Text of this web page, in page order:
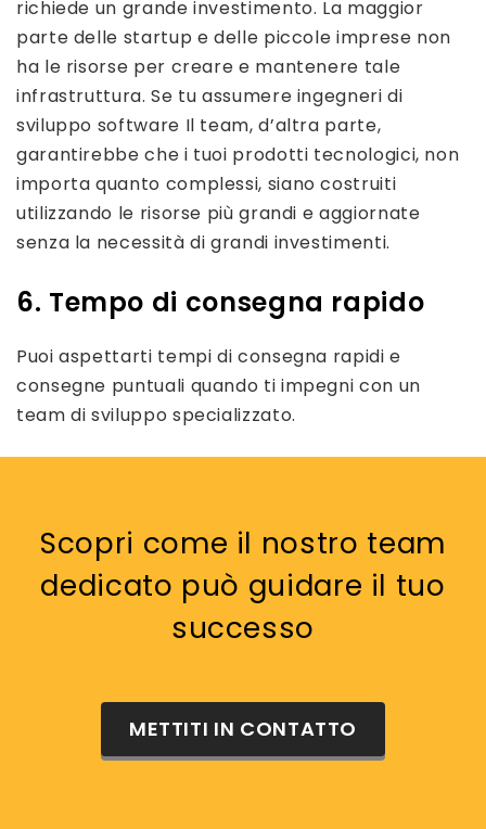
richiede un grande investimento. La maggior
parte delle startup e delle piccole imprese non
ha le risorse per creare e mantenere tale
infrastruttura. Se tu assumere ingegneri di
sviluppo software Il team, d’altra parte,
garantirebbe che i tuoi prodotti tecnologici, non
importa quanto complessi, siano costruiti
utilizzando le risorse più grandi e aggiornate
senza la necessità di grandi investimenti.
6. Tempo di consegna rapido
Puoi aspettarti tempi di consegna rapidi e
consegne puntuali quando ti impegni con un
team di sviluppo specializzato.
Scopri come il nostro team
dedicato può guidare il tuo
successo
METTITI IN CONTATTO